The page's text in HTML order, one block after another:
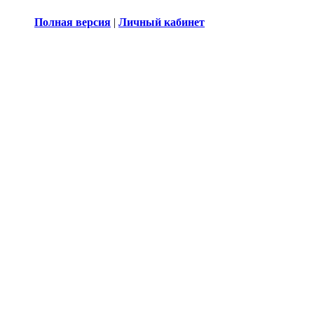
Полная версия | Личный кабинет